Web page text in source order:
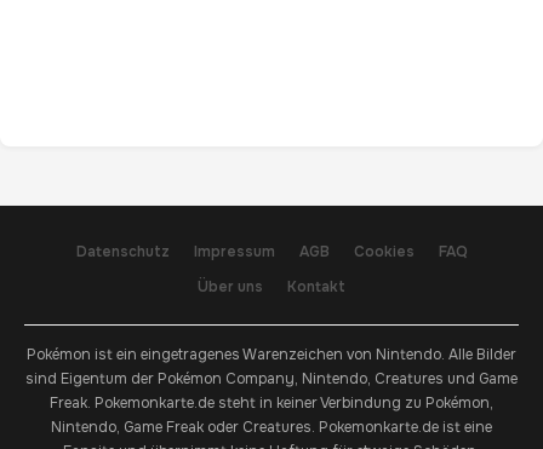
Datenschutz Impressum AGB Cookies
FAQ
Über uns
Kontakt
Pokémon ist ein eingetragenes Warenzeichen von Nintendo. Alle Bilder
sind Eigentum der Pokémon Company, Nintendo, Creatures und Game
Freak. Pokemonkarte.de steht in keiner Verbindung zu Pokémon,
Nintendo, Game Freak oder Creatures. Pokemonkarte.de ist eine